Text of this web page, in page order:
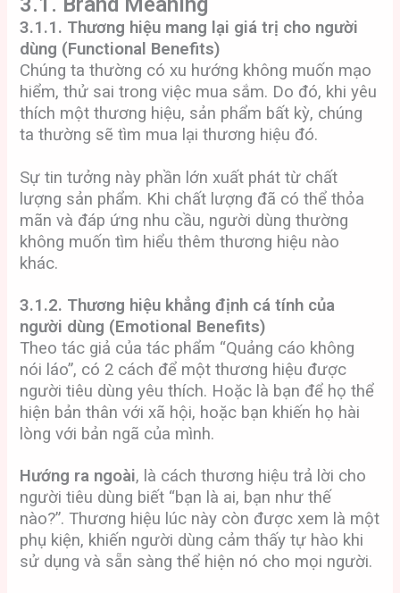
3.1.1. Thương hiệu mang lại giá trị cho người
dùng (Functional Benefits)
Chúng ta thường có xu hướng không muốn mạo
hiểm, thử sai trong việc mua sắm. Do đó, khi yêu
thích một thương hiệu, sản phẩm bất kỳ, chúng
ta thường sẽ tìm mua lại thương hiệu đó.
Sự tin tưởng này phần lớn xuất phát từ chất
lượng sản phẩm. Khi chất lượng đã có thể thỏa
mãn và đáp ứng nhu cầu, người dùng thường
không muốn tìm hiểu thêm thương hiệu nào
khác.
3.1.2. Thương hiệu khẳng định cá tính của
người dùng (Emotional Benefits)
Theo tác giả của tác phẩm “Quảng cáo không
nói láo”, có 2 cách để một thương hiệu được
người tiêu dùng yêu thích. Hoặc là bạn để họ thể
hiện bản thân với xã hội, hoặc bạn khiến họ hài
lòng với bản ngã của mình.
Hướng ra ngoài, là cách thương hiệu trả lời cho
người tiêu dùng biết “bạn là ai, bạn như thế
nào?”. Thương hiệu lúc này còn được xem là một
phụ kiện, khiến người dùng cảm thấy tự hào khi
sử dụng và sẵn sàng thể hiện nó cho mọi người.